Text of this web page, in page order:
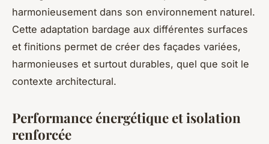
harmonieusement dans son environnement naturel.
Cette adaptation bardage aux différentes surfaces
et finitions permet de créer des façades variées,
harmonieuses et surtout durables, quel que soit le
contexte architectural.
Performance énergétique et isolation
renforcée